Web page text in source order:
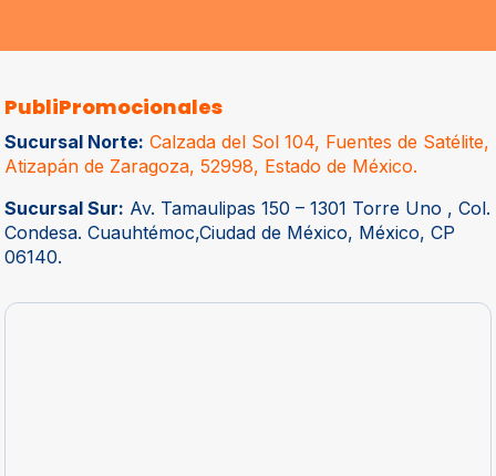
PubliPromocionales
Sucursal Norte: Calzada del Sol 104, Fuentes de Satélite,
Atizapán de Zaragoza, 52998, Estado de México.
Sucursal Sur: Av. Tamaulipas 150 – 1301 Torre Uno , Col.
Condesa. Cuauhtémoc,Ciudad de México, México, CP
06140.